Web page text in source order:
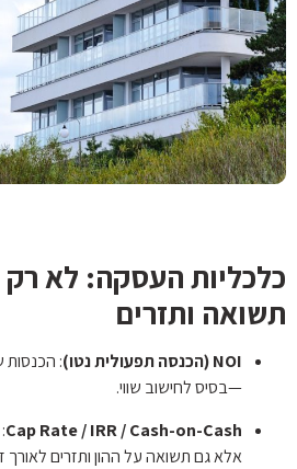
כלכליות העסקה: לא
תשואה ותזרים
NOI (הכנסה תפעולית נטו)
: הכנסות
—בסיס לחישוב שווי.
Cap Rate / IRR / Cash-on-Cash
אלא גם תשואה על ההון ותזרים לאורך